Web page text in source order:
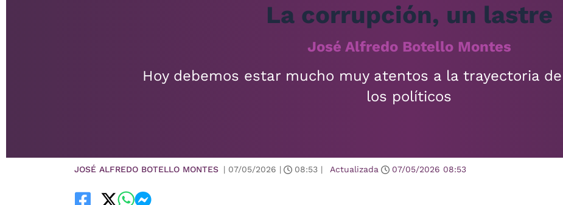
La corrupción, un lastre
José Alfredo Botello Montes
Hoy debemos estar mucho muy atentos a la trayectoria
los políticos
JOSÉ ALFREDO BOTELLO MONTES | 07/05/2026 | 08:53 | Actualizada 07/05/2026 08:53